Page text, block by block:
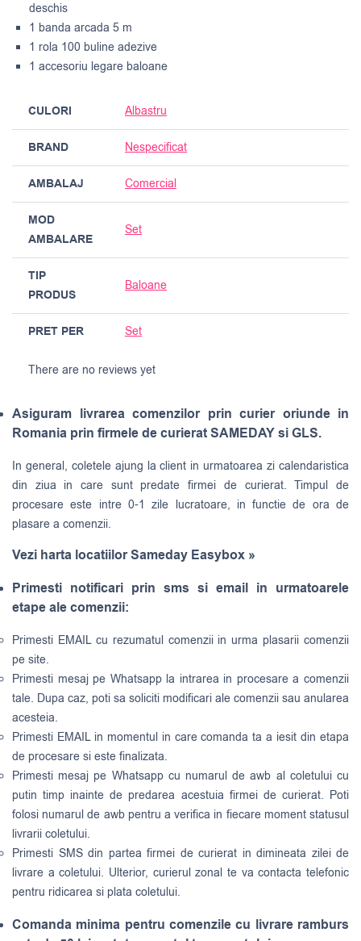
deschis
1 banda arcada 5 m
1 rola 100 buline adezive
1 accesoriu legare baloane
CULORI Albastru
BRAND Nespecificat
AMBALAJ Comercial
MOD
AMBALARE
Set
TIP
PRODUS
Baloane
PRET PER Set
There are no reviews yet
Asiguram livrarea comenzilor prin curier oriunde in
Romania prin firmele de curierat SAMEDAY si GLS.
In general, coletele ajung la client in urmatoarea zi calendaristica
din ziua in care sunt predate firmei de curierat. Timpul de
procesare este intre 0-1 zile lucratoare, in functie de ora de
plasare a comenzii.
Vezi harta locatiilor Sameday Easybox »
Primesti notificari prin sms si email in urmatoarele
etape ale comenzii:
Primesti EMAIL cu rezumatul comenzii in urma plasarii comenzii
pe site.
Primesti mesaj pe Whatsapp la intrarea in procesare a comenzii
tale. Dupa caz, poti sa soliciti modificari ale comenzii sau anularea
acesteia.
Primesti EMAIL in momentul in care comanda ta a iesit din etapa
de procesare si este finalizata.
Primesti mesaj pe Whatsapp cu numarul de awb al coletului cu
putin timp inainte de predarea acestuia firmei de curierat. Poti
folosi numarul de awb pentru a verifica in fiecare moment statusul
livrarii coletului.
Primesti SMS din partea firmei de curierat in dimineata zilei de
livrare a coletului. Ulterior, curierul zonal te va contacta telefonic
pentru ridicarea si plata coletului.
Comanda minima pentru comenzile cu livrare ramburs